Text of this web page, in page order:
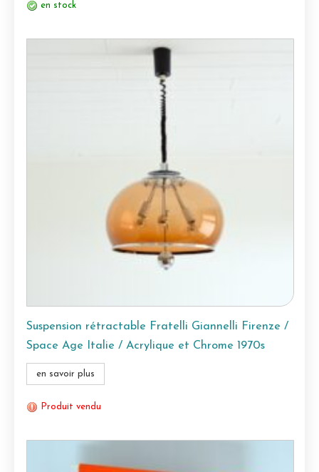
en stock
Suspension rétractable Fratelli Giannelli Firenze /
Space Age Italie / Acrylique et Chrome 1970s
en savoir plus
Produit vendu